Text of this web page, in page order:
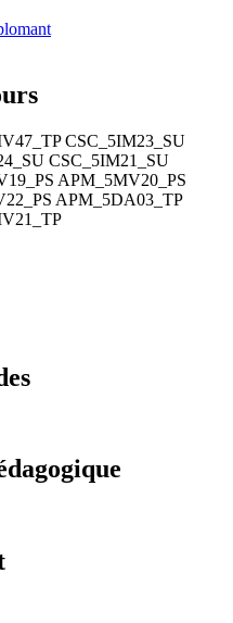
CSC_5IM23_SU
CSC_5IM21_SU
APM_5MV20_PS
APM_5DA03_TP